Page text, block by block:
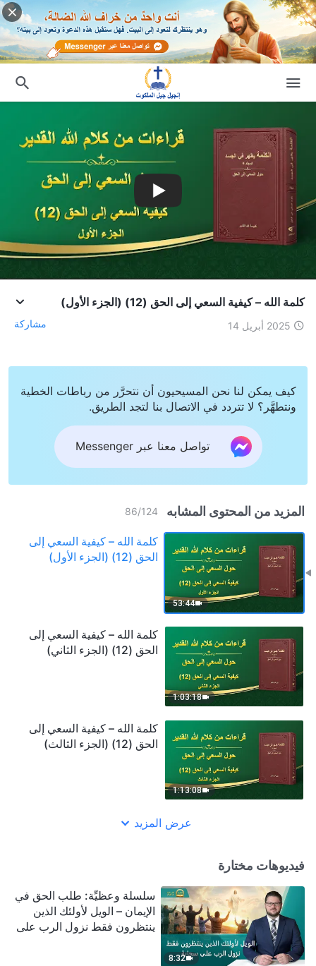
كلمة الله – كيفية السعي إلى الحق (12) (الجزء الأول)
2025 أبريل 14 مشاركة
كيف يمكن لنا نحن المسيحيون أن نتحرَّر من رباطات الخطية
ونتطهَّر؟ لا تتردد في الاتصال بنا لتجد الطريق.
تواصل معنا عبر Messenger
المزيد من المحتوى المشابه 86/124
53:44
كلمة الله – كيفية السعي إلى
الحق (12) (الجزء الأول)
1:03:18
كلمة الله – كيفية السعي إلى
الحق (12) (الجزء الثاني)
1:13:08
كلمة الله – كيفية السعي إلى
الحق (12) (الجزء الثالث)
عرض المزيد
فيديوهات مختارة
8:32
سلسلة وعظيِّة: طلب الحق في
الإيمان – الويل لأولئك الذين
ينتظرون فقط نزول الرب على